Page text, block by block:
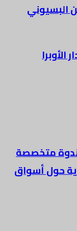
البسيوني
متخصصة
حول أسواق